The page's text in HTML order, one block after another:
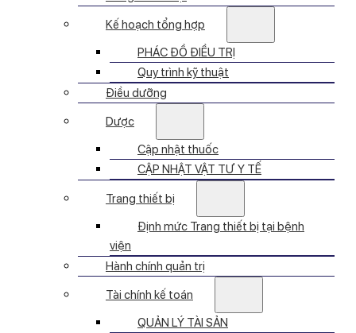
Kế hoạch tổng hợp
PHÁC ĐỒ ĐIỀU TRỊ
Quy trình kỹ thuật
Điều dưỡng
Dược
Cập nhật thuốc
CẬP NHẬT VẬT TƯ Y TẾ
Trang thiết bị
Định mức Trang thiết bị tại bệnh
viện
Hành chính quản trị
Tài chính kế toán
QUẢN LÝ TÀI SẢN